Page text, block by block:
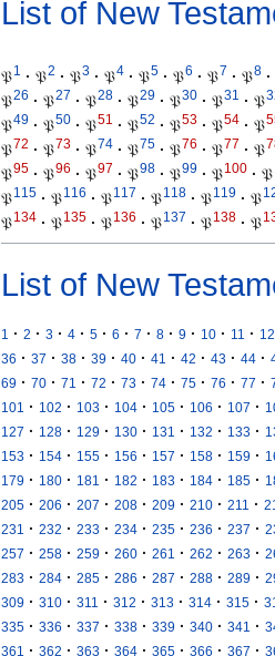
List of New
𝔓1 · 𝔓2 · 𝔓3 · 𝔓4 · 𝔓5 · 𝔓6 · 𝔓7 · 𝔓8 ·
𝔓26 · 𝔓27 · 𝔓28 · 𝔓29 · 𝔓30 · 𝔓31 · 𝔓
𝔓49 · 𝔓50 · 𝔓51 · 𝔓52 · 𝔓53 · 𝔓54 · 𝔓
𝔓72 · 𝔓73 · 𝔓74 · 𝔓75 · 𝔓76 · 𝔓77 · 𝔓
𝔓95 · 𝔓96 · 𝔓97 · 𝔓98 · 𝔓99 · 𝔓100 · 𝔓
𝔓115 · 𝔓116 · 𝔓117 · 𝔓118 · 𝔓119 · 𝔓
𝔓134 · 𝔓135 · 𝔓136 · 𝔓137 · 𝔓138 · 𝔓
List of New
1 · 2 · 3 · 4 · 5 · 6 · 7 · 8 · 9 · 10 · 11 · 12
36 · 37 · 38 · 39 · 40 · 41 · 42 · 43 · 44 ·
69 · 70 · 71 · 72 · 73 · 74 · 75 · 76 · 77 ·
101
· 102 · 103 · 104 · 105 · 106 · 107 ·
127 · 128 · 129 · 130 · 131 · 132 · 133 ·
153 · 154 · 155 · 156 · 157 · 158 · 159 ·
179 · 180 · 181 · 182 · 183 · 184 · 185 ·
205 · 206 · 207 · 208 · 209 · 210 · 211 ·
231
· 232 · 233 · 234 · 235 · 236 · 237 ·
257 · 258 · 259 · 260 · 261 · 262 · 263 ·
283 · 284 · 285 · 286 · 287 · 288 · 289 ·
309 · 310 · 311 · 312 · 313 · 314 · 315 ·
335 · 336 · 337 · 338 · 339 · 340 · 341 ·
361
· 362 · 363 · 364 · 365 · 366 · 367 ·